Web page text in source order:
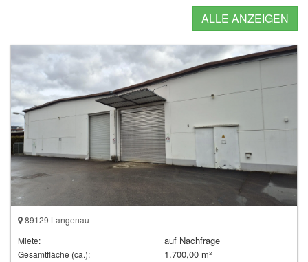
ALLE ANZEIGEN
89129 Langenau
Miete:
auf Nachfrage
Gesamtfläche (ca.): 1.700,00 m²